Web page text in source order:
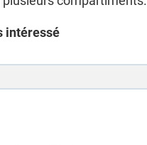
intéressé